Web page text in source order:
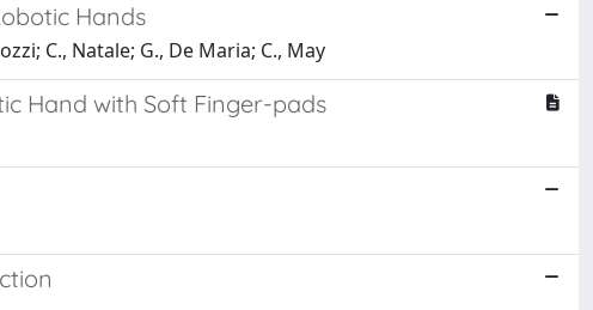
Hands
C., Natale; G., De Maria; C., May
Hand with Soft Finger-pads